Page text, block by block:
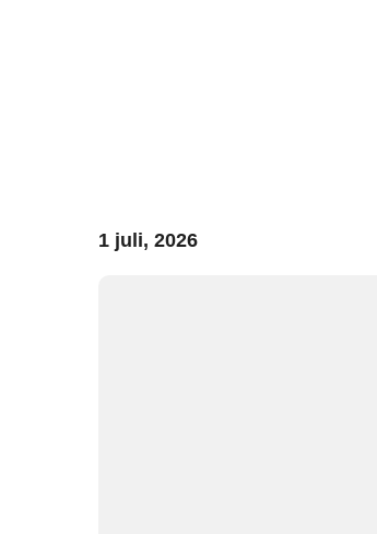
1 juli, 2026